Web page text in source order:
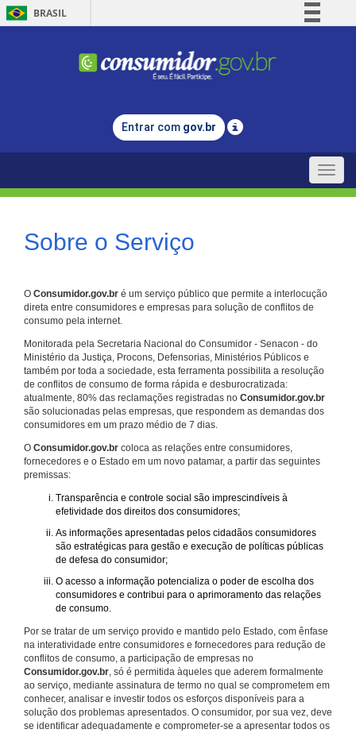
BRASIL
Comunica BR
Legislação
Entrar com gov.br
Toggle
Sobre o Serviço
O Consumidor.gov.br é um serviço público que permite a interlocução
direta entre consumidores e empresas para solução de conflitos de
consumo pela internet.
Monitorada pela Secretaria Nacional do Consumidor - Senacon - do
Ministério da Justiça, Procons, Defensorias, Ministérios Públicos e
também por toda a sociedade, esta ferramenta possibilita a resolução
de conflitos de consumo de forma rápida e desburocratizada:
atualmente, 80% das reclamações registradas no Consumidor.gov.br
são solucionadas pelas empresas, que respondem as demandas dos
consumidores em um prazo médio de 7 dias.
O Consumidor.gov.br coloca as relações entre consumidores,
fornecedores e o Estado em um novo patamar, a partir das seguintes
premissas:
Transparência e controle social são imprescindíveis à
efetividade dos direitos dos consumidores;
As informações apresentadas pelos cidadãos consumidores
são estratégicas para gestão e execução de políticas públicas
de defesa do consumidor;
O acesso a informação potencializa o poder de escolha dos
consumidores e contribui para o aprimoramento das relações
de consumo.
Por se tratar de um serviço provido e mantido pelo Estado, com ênfase
na interatividade entre consumidores e fornecedores para redução de
conflitos de consumo, a participação de empresas no
Consumidor.gov.br, só é permitida àqueles que aderem formalmente
ao serviço, mediante assinatura de termo no qual se comprometem em
conhecer, analisar e investir todos os esforços disponíveis para a
solução dos problemas apresentados. O consumidor, por sua vez, deve
se identificar adequadamente e comprometer-se a apresentar todos os